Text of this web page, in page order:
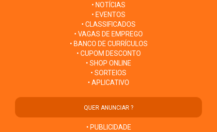
• NOTÍCIAS
• EVENTOS
• CLASSIFICADOS
• VAGAS DE EMPREGO
• BANCO DE CURRÍCULOS
• CUPOM DESCONTO
• SHOP ONLINE
• SORTEIOS
• APLICATIVO
QUER ANUNCIAR ?
• PUBLICIDADE